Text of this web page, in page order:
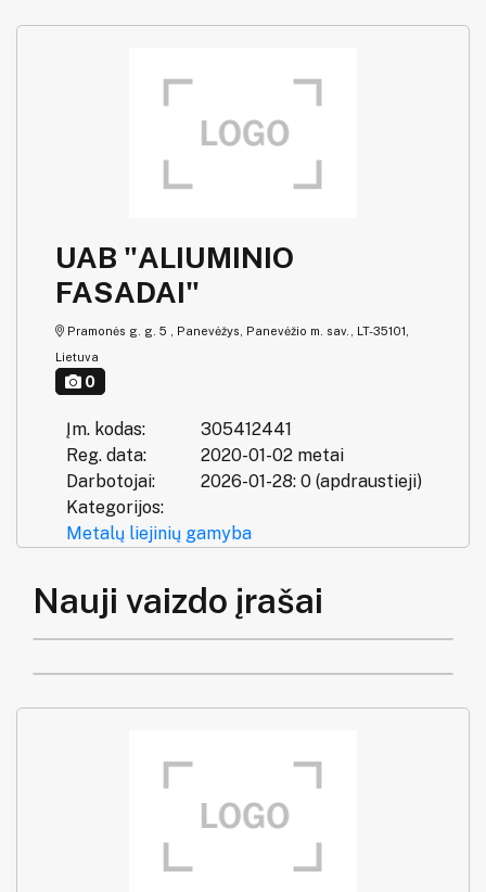
UAB "ALIUMINIO
FASADAI"
Pramonės g. g. 5 , Panevėžys, Panevėžio m. sav., LT-35101,
Lietuva
0
Įm. kodas:
305412441
Reg. data:
2020-01-02 metai
Darbotojai:
2026-01-28: 0 (apdraustieji)
Kategorijos:
Metalų liejinių gamyba
Nauji vaizdo įrašai